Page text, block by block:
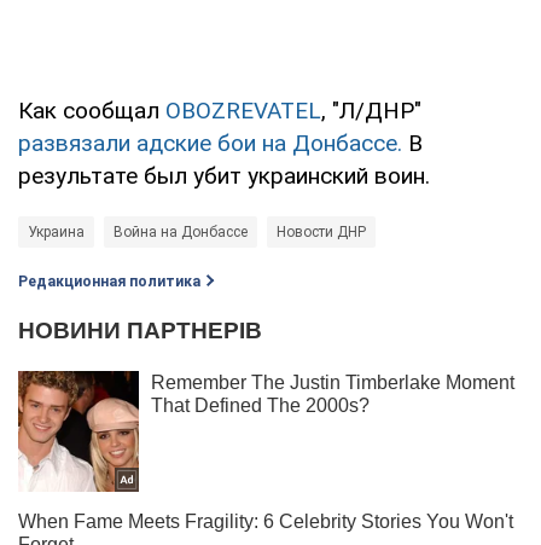
Как сообщал OBOZREVATEL, "Л/ДНР"
развязали адские бои на Донбассе. В
результате был убит украинский воин.
Украина Война на Донбассе Новости ДНР
Редакционная политика